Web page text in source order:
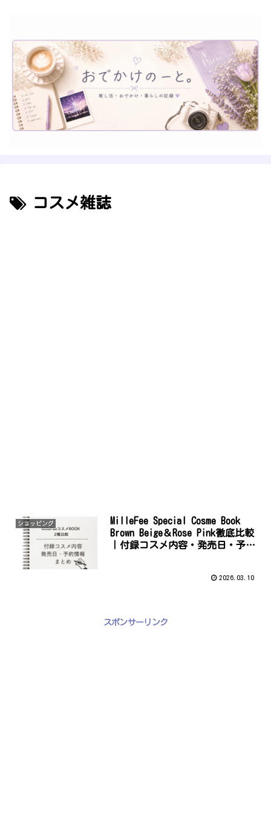
コスメ雑誌
ショッピング
MilleFee Special Cosme Book
Brown Beige＆Rose Pink徹底比較
｜付録コスメ内容・発売日・予約
2026.03.10
スポンサーリンク